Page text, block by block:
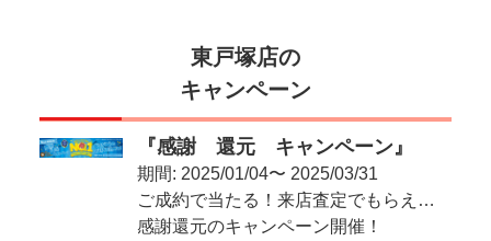
東戸塚店の
キャンペーン
『感謝 還元 キャンペーン』
期間: 2025/01/04〜 2025/03/31
ご成約で当たる！来店査定でもらえる！
感謝還元のキャンペーン開催！